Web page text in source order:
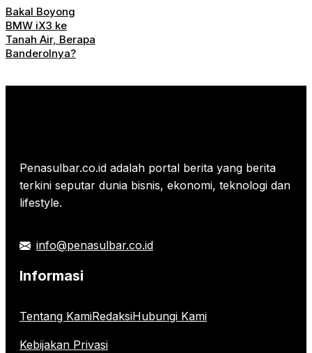
Bakal Boyong
BMW iX3 ke
Tanah Air, Berapa
Banderolnya?
Penasulbar.co.id adalah portal berita yang berita
terkini seputar dunia bisnis, ekonomi, teknologi dan
lifestyle.
info@penasulbar.co.id
Informasi
Tentang KamiRedaksiHubungi Kami
Kebijakan Privasi